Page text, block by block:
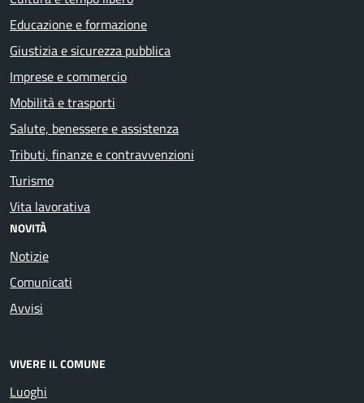
Educazione e formazione
Giustizia e sicurezza pubblica
Imprese e commercio
Mobilità e trasporti
Salute, benessere e assistenza
Tributi, finanze e contravvenzioni
Turismo
Vita lavorativa
NOVITÀ
Notizie
Comunicati
Avvisi
VIVERE IL COMUNE
Luoghi